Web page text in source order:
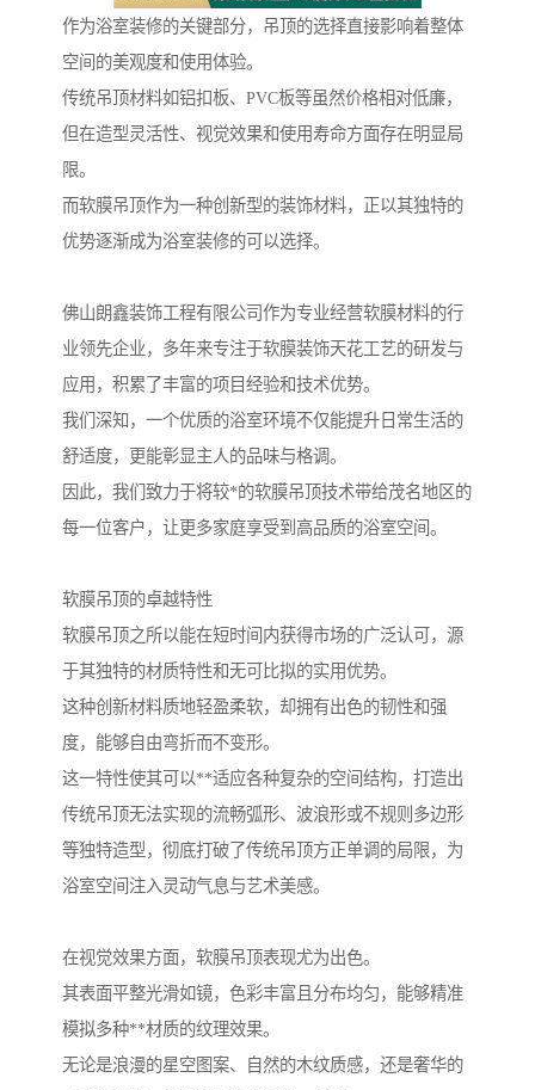
作为浴室装修的关键部分，吊顶的选择直接影响着整体
空间的美观度和使用体验。
传统吊顶材料如铝扣板、PVC板等虽然价格相对低廉，
但在造型灵活性、视觉效果和使用寿命方面存在明显局
限。
而软膜吊顶作为一种创新型的装饰材料，正以其独特的
优势逐渐成为浴室装修的可以选择。
佛山朗鑫装饰工程有限公司作为专业经营软膜材料的行
业领先企业，多年来专注于软膜装饰天花工艺的研发与
应用，积累了丰富的项目经验和技术优势。
我们深知，一个优质的浴室环境不仅能提升日常生活的
舒适度，更能彰显主人的品味与格调。
因此，我们致力于将较*的软膜吊顶技术带给茂名地区的
每一位客户，让更多家庭享受到高品质的浴室空间。
软膜吊顶的卓越特性
软膜吊顶之所以能在短时间内获得市场的广泛认可，源
于其独特的材质特性和无可比拟的实用优势。
这种创新材料质地轻盈柔软，却拥有出色的韧性和强
度，能够自由弯折而不变形。
这一特性使其可以**适应各种复杂的空间结构，打造出
传统吊顶无法实现的流畅弧形、波浪形或不规则多边形
等独特造型，彻底打破了传统吊顶方正单调的局限，为
浴室空间注入灵动气息与艺术美感。
在视觉效果方面，软膜吊顶表现尤为出色。
其表面平整光滑如镜，色彩丰富且分布均匀，能够精准
模拟多种**材质的纹理效果。
无论是浪漫的星空图案、自然的木纹质感，还是奢华的